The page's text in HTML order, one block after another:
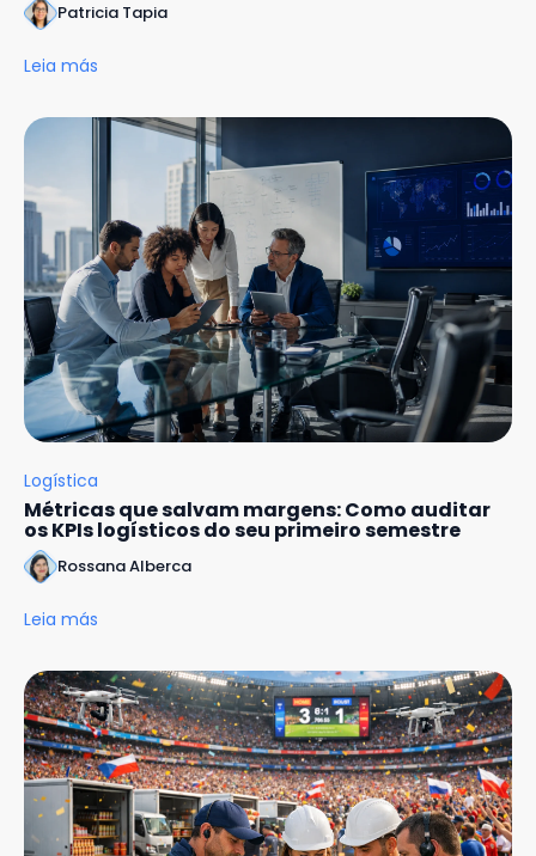
Patricia Tapia
Leia más
Logística
Métricas que salvam margens: Como auditar
os KPIs logísticos do seu primeiro semestre
Rossana Alberca
Leia más